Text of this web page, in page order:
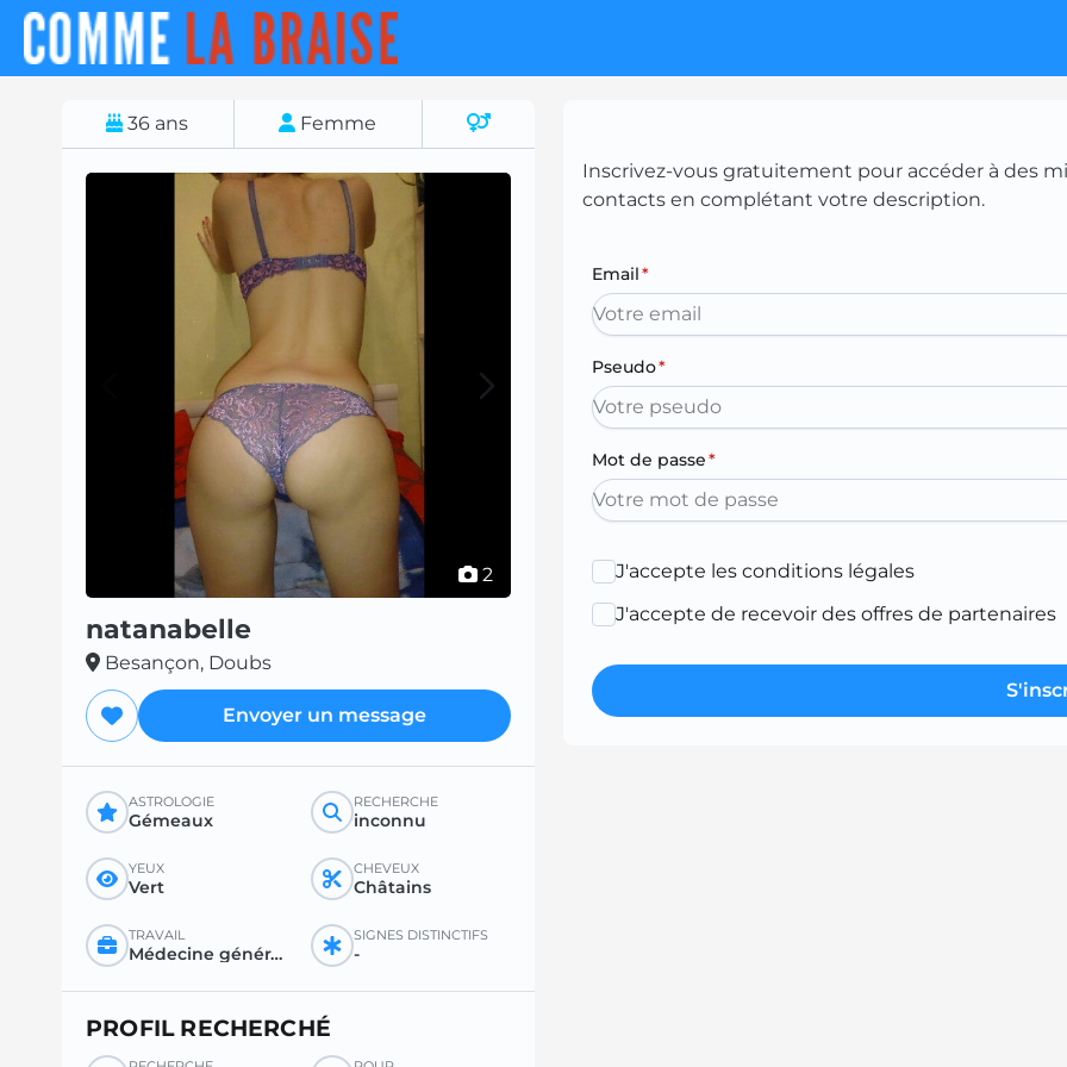
36 ans Femme
2
natanabelle
Besançon, Doubs
Envoyer un message
ASTROLOGIE
Gémeaux
RECHERCHE
inconnu
YEUX
Vert
CHEVEUX
Châtains
TRAVAIL
Médecine générale ou spécialisée
SIGNES DISTINCTIFS
-
PROFIL RECHERCHÉ
Inscrivez-vous gratuitement pour accéder à des
contacts en complétant votre description.
Email*
Pseudo*
Mot de passe*
J'accepte les conditions légales
J'accepte de recevoir des offres de partenaires